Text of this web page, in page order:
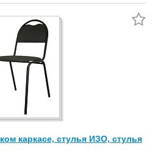
каркасе, стулья ИЗО, стулья